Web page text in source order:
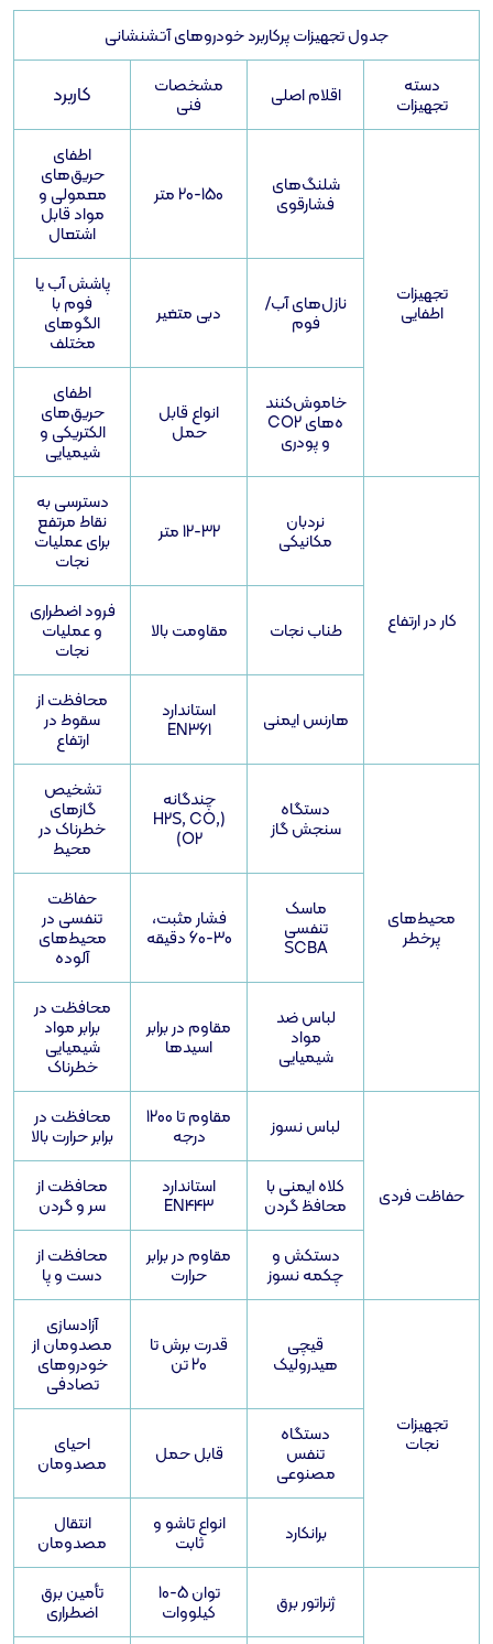
تجهیزات پرکاربرد خودروهای آتشنشانی
اقلام اصلی مشخصات
فنی کاربرد
20-150 متر معمولی و
نازل‌های آب/
فوم دبی متغیر فوم با
الگوهای
انواع قابل
حمل
حریق‌های
الکتریکی و
شیمیایی
12-32 متر نقاط مرتفع
برای عملیات
طناب نجات مقاومت بالا و عملیات
نجات
استاندارد
EN361
محافظت از
سقوط در
ارتفاع
چندگانه
(H2S, CO,
O2)
تشخیص
گازهای
خطرناک در
محیط
ماسک
تنفسی
SCBA
فشار مثبت، تنفسی در
محیط‌های
مقاوم در برابر
اسیدها
برابر مواد
شیمیایی
مقاوم تا 1200
درجه
محافظت در
برابر حرارت بالا
کلاه ایمنی با
محافظ گردن
استاندارد
EN443
محافظت از
سر و گردن
مقاوم در برابر
حرارت
محافظت از
دست و پا
قدرت برش تا
20 تن
مصدومان از
خودروهای
تصادفی
دستگاه
تنفس قابل حمل احیای
مصدومان
انواع تاشو و
ثابت
انتقال
مصدومان
کیلووات
تأمین برق
اضطراری